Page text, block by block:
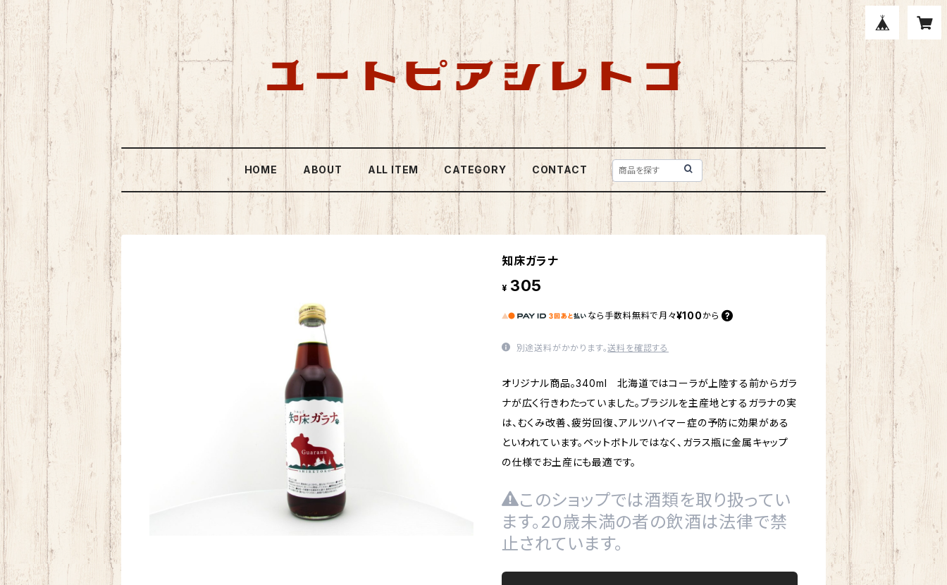
HOME ABOUT ALL ITEM CATEGORY CONTACT
知床ガラナ
¥ 305
なら 手数料無料で 月々¥100 から
別途送料がかかります。送料を確認する
オリジナル商品。340ml 北海道ではコーラが上陸する前からガラ
ナが広く行きわたっていました。ブラジルを主産地とするガラナの実
は、むくみ改善、疲労回復、アルツハイマー症の予防に効果がある
といわれています。ペットボトルではなく、ガラス瓶に金属キャップ
の仕様でお土産にも最適です。
このショップでは酒類を取り扱ってい
ます。20歳未満の者の飲酒は法律で禁
止されています。